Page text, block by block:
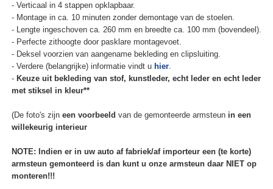
- Verticaal in 4 stappen opklapbaar.
- Montage in ca. 10 minuten zonder demontage van de stoelen.
- Lengte ingeschoven ca. 260 mm en breedte ca. 100 mm (bovendeel).
- Perfecte zithoogte door pasklare montagevoet.
- Deksel voorzien van aangename bekleding en clipsluiting.
- Verdere (belangrijke) informatie vindt u hier.
- Keuze uit bekleding van stof, kunstleder, echt leder en echt leder
met stiksel in kleur**
(De foto's zijn een voorbeeld van de gemonteerde armsteun in een
willekeurig interieur
NOTE: Indien er in uw auto af fabriek/af importeur een (te korte)
armsteun gemonteerd is dan kunt u onze armsteun daar NIET op
monteren!!!